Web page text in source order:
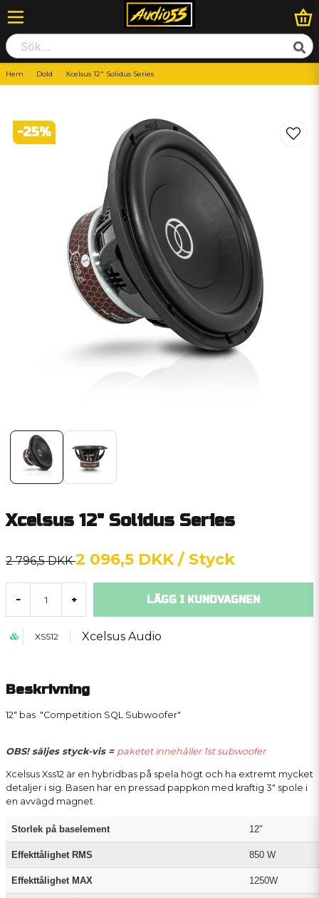
Hem Dold Xcelsus 12" Solidus Series
-25%
Xcelsus 12" Solidus Series
2 796,5 DKK2 096,5 DKK / Styck
- + LÄGG I KUNDVAGNEN
XSS12 Xcelsus Audio
Beskrivning
12" bas "Competition SQL Subwoofer"
OBS! säljes styck-vis = paketet innehåller 1st subwoofer
Xcelsus Xss12 är en hybridbas på spela högt och ha extremt mycket
detaljer i sig. Basen har en pressad pappkon med kraftig 3" spole i
en avvägd magnet.
Storlek på baselement 12"
Effekttålighet RMS 850 W
Effekttålighet MAX 1250W